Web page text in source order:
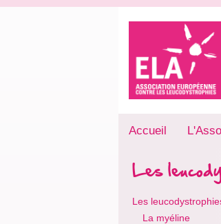
Accueil
Les
Les
La myéline